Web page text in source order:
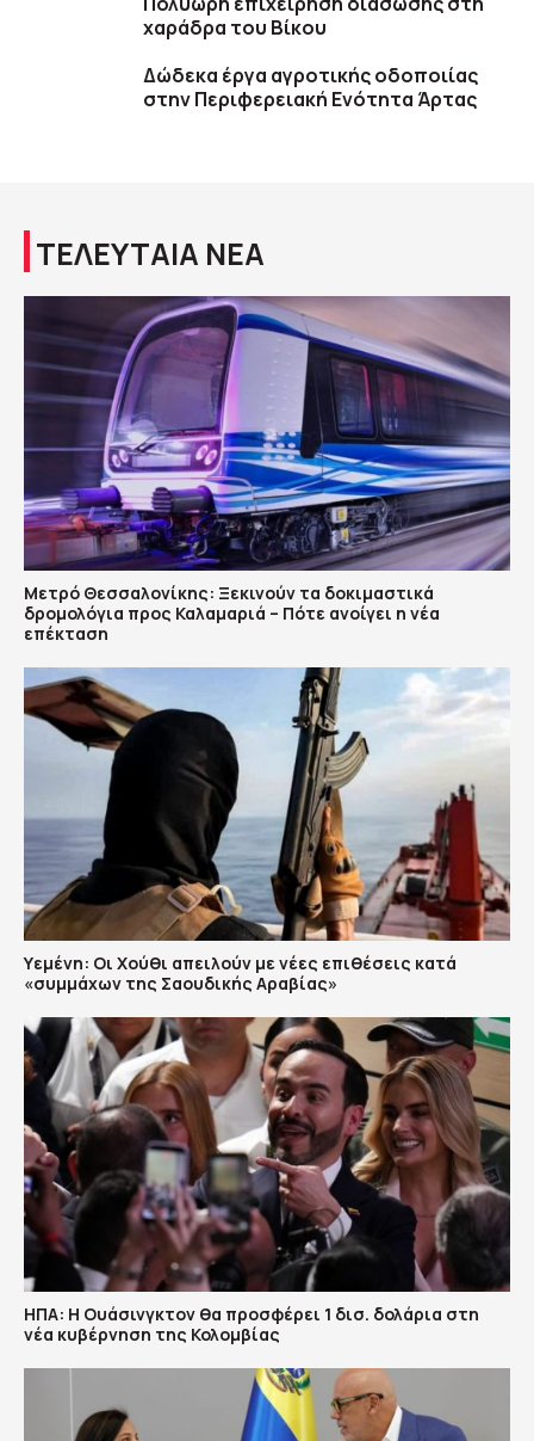
χαράδρα του Βίκου
Δώδεκα έργα αγροτικής οδοποιίας
στην Περιφερειακή Ενότητα Άρτας
ΤΕΛΕΥΤΑΙΑ ΝΕΑ
Μετρό Θεσσαλονίκης: Ξεκινούν τα δοκιμαστικά
δρομολόγια προς Καλαμαριά – Πότε ανοίγει η νέα
επέκταση
Υεμένη: Οι Χούθι απειλούν με νέες επιθέσεις κατά
«συμμάχων της Σαουδικής Αραβίας»
ΗΠΑ: H Ουάσινγκτον θα προσφέρει 1 δισ. δολάρια στη
νέα κυβέρνηση της Κολομβίας